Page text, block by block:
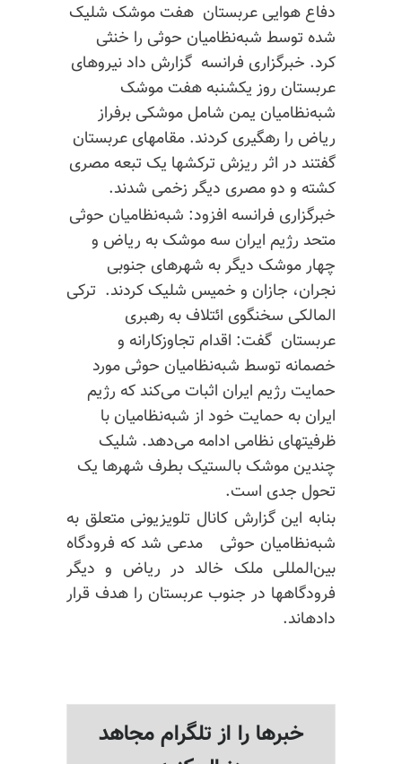
دفاع هوایی عربستان هفت موشک شلیک
شده توسط شبه‌نظامیان حوثی را خنثی
کرد. خبرگزاری فرانسه گزارش داد نیروهای
عربستان روز یکشنبه هفت موشک
شبه‌نظامیان یمن شامل موشکی برفراز
ریاض را رهگیری کردند. مقامهای عربستان
گفتند در اثر ریزش ترکشها یک تبعه مصری
کشته و دو مصری دیگر زخمی شدند.
خبرگزاری فرانسه افزود‌: شبه‌نظامیان حوثی
متحد رژیم ایران سه موشک به ریاض و
چهار موشک دیگر به شهرهای جنوبی
نجران، جازان و خمیس شلیک کردند. ترکی
المالکی سخنگوی ائتلاف به رهبری
عربستان گفت: اقدام تجاوزکارانه و
خصمانه توسط شبه‌نظامیان حوثی مورد
حمایت رژیم ایران اثبات می‌کند که رژیم
ایران به حمایت خود از شبه‌نظامیان با
ظرفیتهای نظامی ادامه می‌دهد. شلیک
چندین موشک بالستیک بطرف شهرها یک
تحول جدی است.
بنا‌به این گزارش کانال تلویزیونی متعلق به
شبه‌نظامیان حوثی مدعی شد که فرودگاه
بین‌المللی ملک خالد در ریاض و دیگر
فرودگاهها در جنوب عربستان را هدف قرار
دادهاند.
خبرها را از تلگرام مجاهد